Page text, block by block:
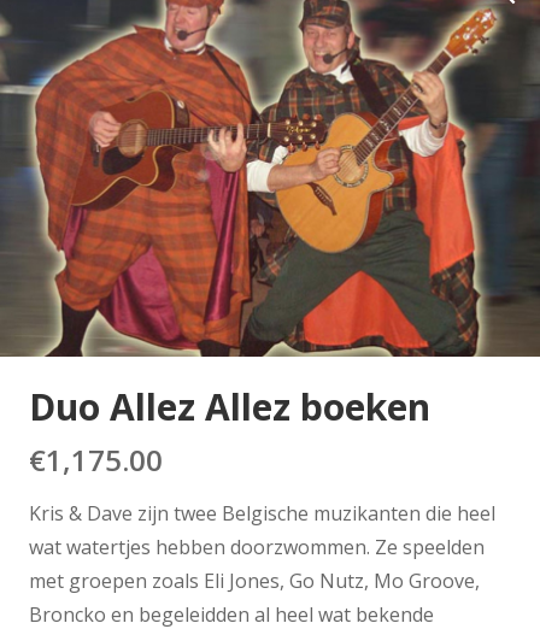
Duo Allez Allez boeken
€1,175.00
Kris & Dave zijn twee Belgische muzikanten die heel
wat watertjes hebben doorzwommen. Ze speelden
met groepen zoals Eli Jones, Go Nutz, Mo Groove,
Broncko en begeleidden al heel wat bekende